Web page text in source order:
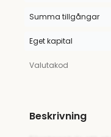
Summa tillgångar
Eget kapital
Valutakod
Beskrivning